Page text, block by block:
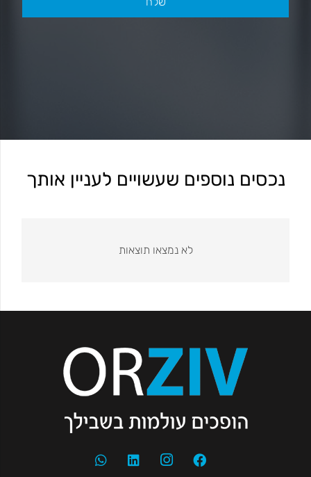
נכסים נוספים שעשויים לעניין אותך
לא נמצאו תוצאות